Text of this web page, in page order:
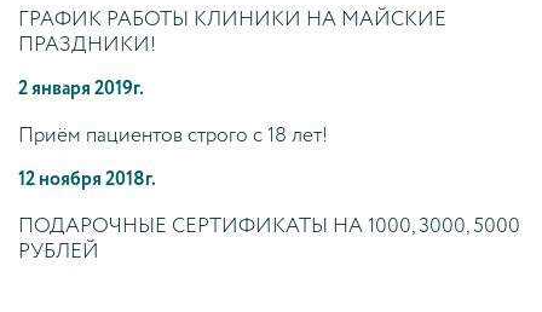
ГРАФИК РАБОТЫ КЛИНИКИ НА МАЙСКИЕ
ПРАЗДНИКИ!
2 января 2019г.
Приём пациентов строго с 18 лет!
12 ноября 2018г.
ПОДАРОЧНЫЕ СЕРТИФИКАТЫ НА 1000, 3000, 5000
РУБЛЕЙ